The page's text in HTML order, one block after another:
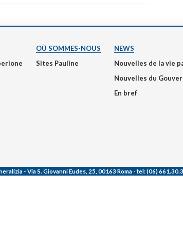
OÙ SOMMES-NOUS
Sites Pauline
NEWS
Nouvelles de la vie
Nouvelles du
En bref
- Via S. Giovanni Eudes, 25, 00163 Roma -tel:(06)